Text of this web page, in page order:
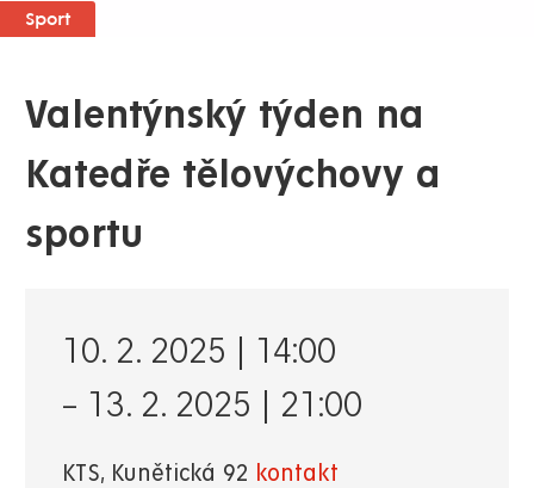
Sport
Valentýnský týden na
Katedře tělovýchovy a
sportu
10. 2. 2025 | 14:00
– 13. 2. 2025 | 21:00
KTS, Kunětická 92 kontakt